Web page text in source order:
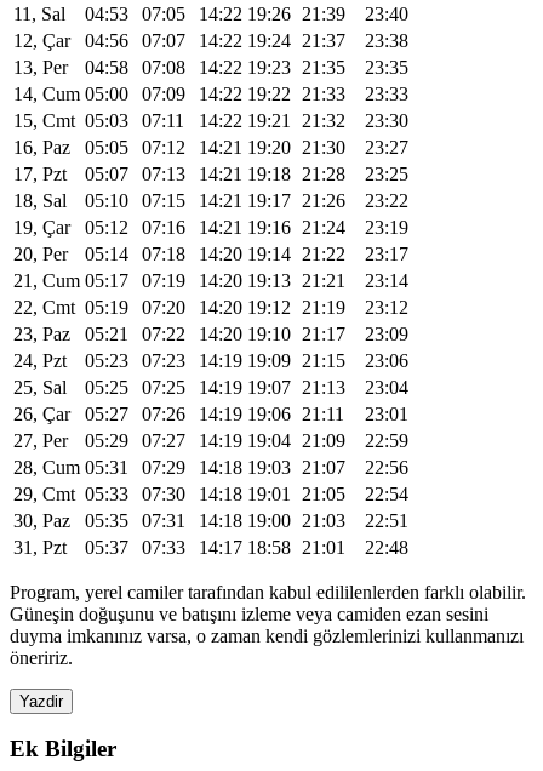
11, Sal
04:53 07:05 14:22 19:26 21:39
23:40
12, Çar
04:56 07:07 14:22 19:24 21:37
23:38
13, Per
04:58 07:08 14:22 19:23 21:35
23:35
14, Cum 05:00 07:09 14:22 19:22 21:33
23:33
15, Cmt 05:03 07:11 14:22 19:21 21:32
23:30
16, Paz
05:05 07:12 14:21 19:20 21:30
23:27
17, Pzt
05:07 07:13 14:21 19:18 21:28
23:25
18, Sal
05:10 07:15 14:21 19:17 21:26
23:22
19, Çar
05:12 07:16 14:21 19:16 21:24
23:19
20, Per
05:14 07:18 14:20 19:14 21:22
23:17
21, Cum 05:17 07:19 14:20 19:13 21:21
23:14
22, Cmt 05:19 07:20 14:20 19:12 21:19
23:12
23, Paz
05:21 07:22 14:20 19:10 21:17
23:09
24, Pzt
05:23 07:23 14:19 19:09 21:15
23:06
25, Sal
05:25 07:25 14:19 19:07 21:13
23:04
26, Çar
05:27 07:26 14:19 19:06 21:11
23:01
27, Per
05:29 07:27 14:19 19:04 21:09
22:59
28, Cum 05:31 07:29 14:18 19:03 21:07
22:56
29, Cmt 05:33 07:30 14:18 19:01 21:05
22:54
30, Paz
05:35 07:31 14:18 19:00 21:03
22:51
31, Pzt
05:37 07:33 14:17 18:58 21:01 22:48
Program, yerel camiler tarafından kabul edililenlerden farklı olabilir.
Güneşin doğuşunu ve batışını izleme veya camiden ezan sesini
duyma imkanınız varsa, o zaman kendi gözlemlerinizi kullanmanızı
öneririz.
Yazdir
Ek Bilgiler